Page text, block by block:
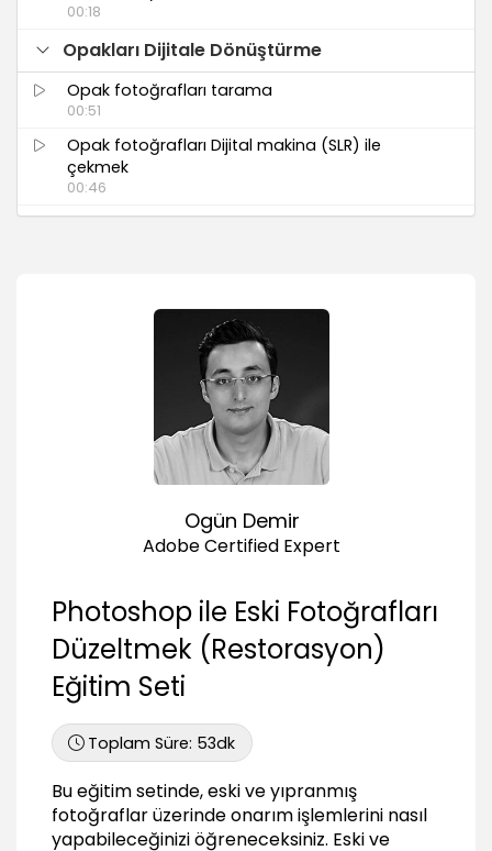
00:18
Opakları Dijitale Dönüştürme
Opak fotoğrafları tarama
00:51
Opak fotoğrafları Dijital makina (SLR) ile
çekmek
00:46
Renk ve tonları düzenlemek
Fotoğrafları kırpmak (Crop Tool)
Fotoğrafları keskinleştirmek (Sharpening Tool -
Unsharp Mask)
Seçiçi bulanıklık (Blur Tool - Iris Blur)
Hasar Tespit ve Düzenleme İşlemleri
Tarama Sonrası çapak ve çizikleri yok etmek
(Dust & Scratches)
02:03
Çapak ve çizikleri doku taşıyarak yok etmek
04:08
Hızlı doku taşıma işlemleri
01:06
Ogün Demir
Adobe Certified Expert
Photoshop ile Eski Fotoğrafları
Düzeltmek (Restorasyon)
Eğitim Seti
Toplam Süre: 53dk
Bu eğitim setinde, eski ve yıpranmış
fotoğraflar üzerinde onarım işlemlerini nasıl
yapabileceğinizi öğreneceksiniz. Eski ve